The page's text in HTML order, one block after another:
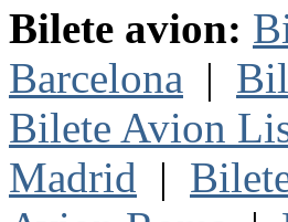
Bilete avion:
Barcelona |
Bilete Avion
Madrid |